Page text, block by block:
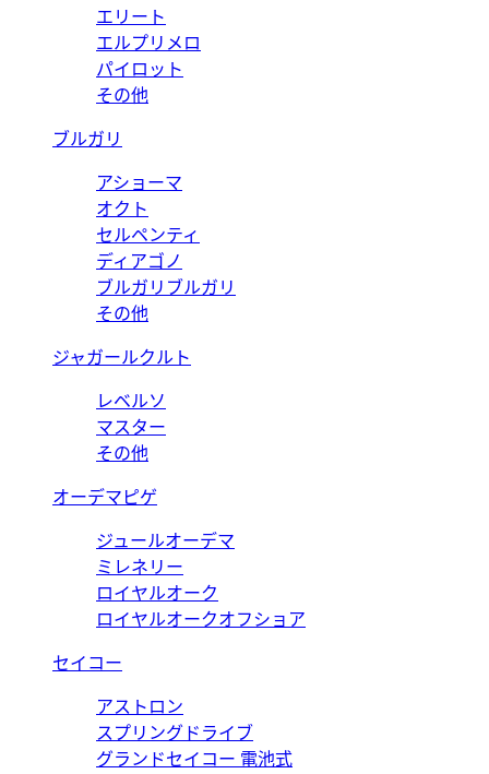
エリート
エルプリメロ
パイロット
その他
ブルガリ
アショーマ
オクト
セルペンティ
ディアゴノ
ブルガリブルガリ
その他
ジャガールクルト
レベルソ
マスター
その他
オーデマピゲ
ジュールオーデマ
ミレネリー
ロイヤルオーク
ロイヤルオークオフショア
セイコー
アストロン
スプリングドライブ
グランドセイコー 電池式